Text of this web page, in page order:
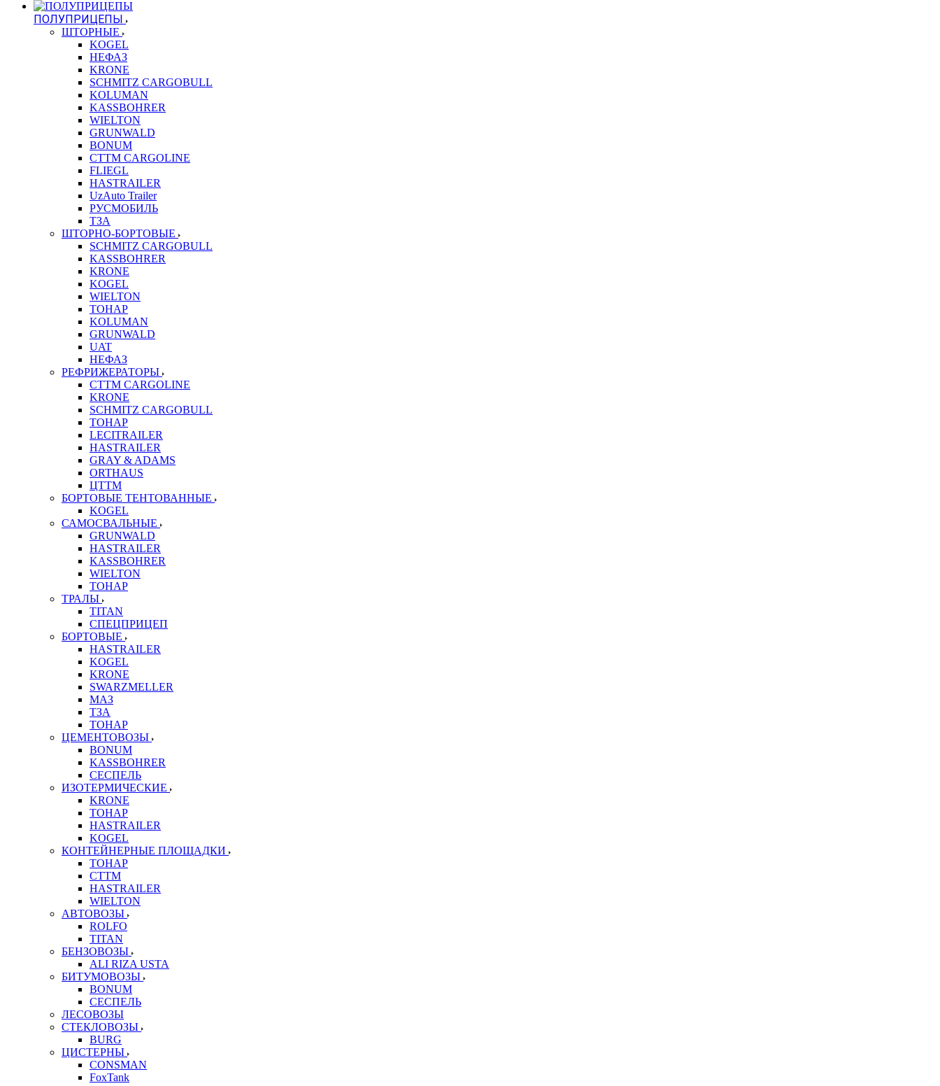
ПОЛУПРИЦЕПЫ
ШТОРНЫЕ
KOGEL
НЕФАЗ
KRONE
SCHMITZ CARGOBULL
KOLUMAN
KASSBOHRER
WIELTON
GRUNWALD
BONUM
CTTM CARGOLINE
FLIEGL
HASTRAILER
UzAuto Trailer
РУСМОБИЛЬ
ТЗА
ШТОРНО-БОРТОВЫЕ
SCHMITZ CARGOBULL
KASSBOHRER
KRONE
KOGEL
WIELTON
ТОНАР
KOLUMAN
GRUNWALD
UAT
НЕФАЗ
РЕФРИЖЕРАТОРЫ
CTTM CARGOLINE
KRONE
SCHMITZ CARGOBULL
ТОНАР
LECITRAILER
HASTRAILER
GRAY & ADAMS
ORTHAUS
ЦТТМ
БОРТОВЫЕ ТЕНТОВАННЫЕ
KOGEL
САМОСВАЛЬНЫЕ
GRUNWALD
HASTRAILER
KASSBOHRER
WIELTON
ТОНАР
ТРАЛЫ
TITAN
СПЕЦПРИЦЕП
БОРТОВЫЕ
HASTRAILER
KOGEL
KRONE
SWARZMELLER
МАЗ
ТЗА
ТОНАР
ЦЕМЕНТОВОЗЫ
BONUM
KASSBOHRER
СЕСПЕЛЬ
ИЗОТЕРМИЧЕСКИЕ
KRONE
ТОНАР
HASTRAILER
KOGEL
КОНТЕЙНЕРНЫЕ ПЛОЩАДКИ
ТОНАР
CTTM
HASTRAILER
WIELTON
АВТОВОЗЫ
ROLFO
TITAN
БЕНЗОВОЗЫ
ALI RIZA USTA
БИТУМОВОЗЫ
BONUM
СЕСПЕЛЬ
ЛЕСОВОЗЫ
СТЕКЛОВОЗЫ
BURG
ЦИСТЕРНЫ
CONSMAN
FoxTank